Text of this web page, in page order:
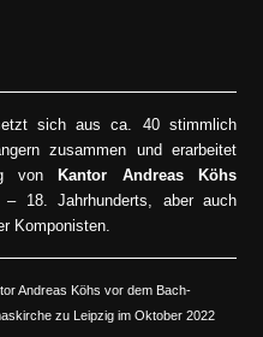
sich aus ca. 40 stimmlich
zusammen und erarbeitet
vonKantor Andreas Köhs
– 18. Jahrhunderts, aber auch
Komponisten.